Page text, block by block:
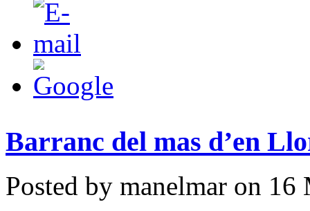
Barranc del mas d’en
Posted by manelmar on